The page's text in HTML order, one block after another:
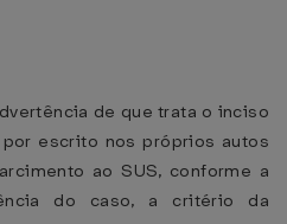
de que trata o inciso
escrito nos próprios autos
ao SUS, conforme a
do caso, a critério da